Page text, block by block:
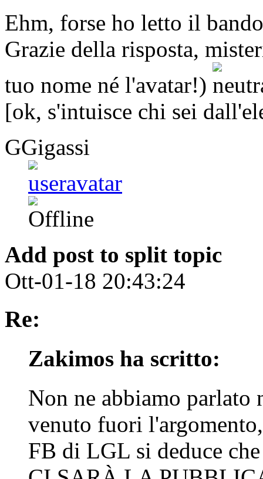
Ehm, forse ho letto il
Grazie della risposta,
tuo nome né l'avatar!)
[ok, s'intuisce chi sei
GGigassi
Add post to split topic
Ott-01-18 20:43:24
Re:
Zakimos ha scritto:
Non ne abbiamo parlato
venuto fuori
FB di LGL si deduce